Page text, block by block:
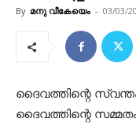
By മനു വീകേയെം - 03/03/
ദൈവത്തിന്റെ
ദൈവത്തിന്റെ